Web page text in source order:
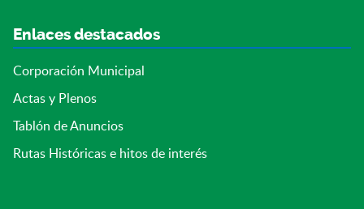
Enlaces destacados
Corporación Municipal
Actas y Plenos
Tablón de Anuncios
Rutas Históricas e hitos de interés